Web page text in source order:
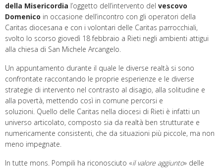
della Misericordia l’oggetto dell’intervento del vescovo
Domenico in occasione dell’incontro con gli operatori della
Caritas diocesana e con i volontari delle Caritas parrocchiali,
svolto lo scorso giovedì 18 febbraio a Rieti negli ambienti attigui
alla chiesa di San Michele Arcangelo.
Un appuntamento durante il quale le diverse realtà si sono
confrontate raccontando le proprie esperienze e le diverse
strategie di intervento nel contrasto al disagio, alla solitudine e
alla povertà, mettendo così in comune percorsi e
soluzioni. Quello delle Caritas nella diocesi di Rieti è infatti un
universo articolato, composto sia da realtà ben strutturate e
numericamente consistenti, che da situazioni più piccole, ma non
meno impegnate.
In tutte mons. Pompili ha riconosciuto «il valore aggiunto» delle